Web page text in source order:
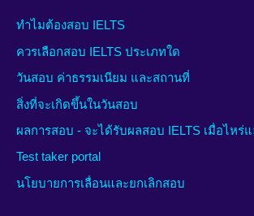
ทำไมต้องสอบ IELTS
ควรเลือกสอบ IELTS ประเภทใด
วันสอบ ค่าธรรมเนียม และสถานที่
สิ่งที่จะเกิดขึ้นในวันสอบ
ผลการสอบ - จะได้รับผลสอบ IELTS เมื่อไหร่แ
Test taker portal
นโยบายการเลื่อนและยกเลิกสอบ